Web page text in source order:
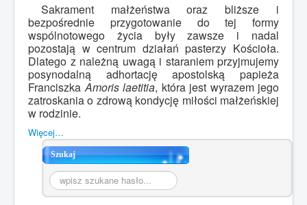
Sakrament małżeństwa oraz bliższe i
bezpośrednie przygotowanie do tej formy
wspólnotowego życia były zawsze i nadal
pozostają w centrum działań pasterzy Kościoła.
Dlatego z należną uwagą i staraniem przyjmujemy
posynodalną adhortację apostolską papieża
FranciszkaAmoris laetitia, która jest wyrazem jego
zatroskania o zdrową kondycję miłości małżeńskiej
w rodzinie.
Więcej…
Szukaj
Szukaj...